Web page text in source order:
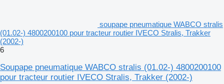
soupape pneumatique WABCO stralis
(01.02-) 4800200100 pour tracteur routier IVECO Stralis, Trakker
(2002-)
6
Soupape pneumatique WABCO stralis (01.02-) 4800200100
pour tracteur routier IVECO Stralis, Trakker (2002-)